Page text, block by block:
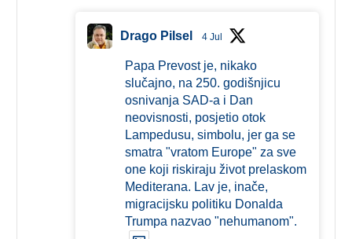
Drago Pilsel 4 Jul
Papa Prevost je, nikako
slučajno, na 250. godišnjicu
osnivanja SAD-a i Dan
neovisnosti, posjetio otok
Lampedusu, simbolu, jer ga se
smatra "vratom Europe" za sve
one koji riskiraju život prelaskom
Mediterana. Lav je, inače,
migracijsku politiku Donalda
Trumpa nazvao "nehumanom".